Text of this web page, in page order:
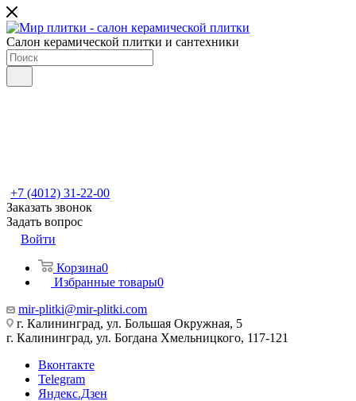
Салон керамической плитки и сантехники
+7 (4012) 31-22-00
Заказать звонок
Задать вопрос
Войти
Корзина0
Избранные товары0
mir-plitki@mir-plitki.com
г. Калининград, ул. Большая Окружная, 5
г. Калининград, ул. Богдана Хмельницкого, 117-121
Вконтакте
Telegram
Яндекс.Дзен